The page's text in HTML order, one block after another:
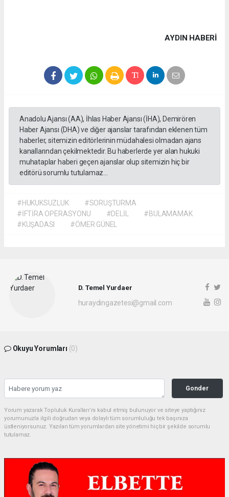
AYDIN HABERİ
Anadolu Ajansı (AA), İhlas Haber Ajansı (İHA), Demirören
Haber Ajansı (DHA) ve diğer ajanslar tarafından eklenen tüm
haberler, sitemizin editörlerinin müdahalesi olmadan ajans
kanallarından çekilmektedir. Bu haberlerde yer alan hukuki
muhataplar haberi geçen ajanslar olup sitemizin hiç bir
editörü sorumlu tutulamaz...
#HUKUKSUZLUK
#SORUŞTURMA
#İFTİRA OPERASYONU
#DELİL
#BULAMAMAK
#KUŞADASI
#ÖMER GÜNEL
D. Temel Yurdaer
huraydingazetesi@gmail.com
Okuyu Yorumları (0)
Gonder
Yorum yazarak Topluluk Kuralları’nı kabul etmiş bulunuyor ve siteye yaptığınız
yorumunuzla ilgili doğrudan veya dolaylı tüm sorumluluğu tek başınıza
üstleniyorsunuz. Yazılan tüm yorumlardan site yönetimi hiçbir şekilde sorumlu
tutulamaz.